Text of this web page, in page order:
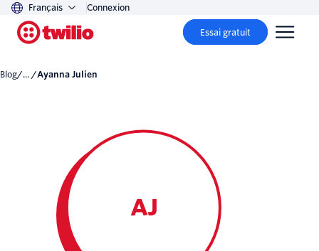
Français Connexion
Essai gratuit
Blog/... / Ayanna Julien
AJ